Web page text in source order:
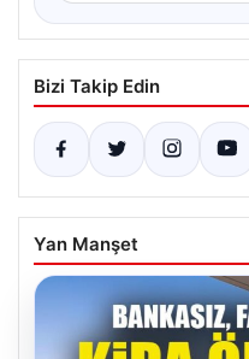
Bizi Takip Edin
Yan Manşet